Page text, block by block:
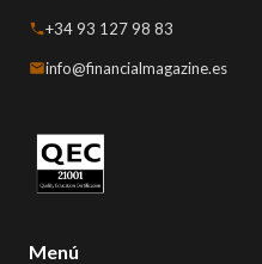
+34 93 127 98 83
info@financialmagazine.es
Menú